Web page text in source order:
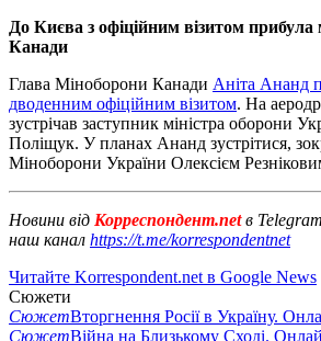
До Києва з офіційним візитом прибула
Канади
Глава Міноборони Канади Аніта Ананд
дводенним офіційним візитом. На
зустрічав заступник міністра оборони
Поліщук. У планах Ананд зустрітися,
Міноборони України Олексієм
Новини від Корреспондент.netв
наш канал https://t.me/korrespondentnet
Читайте Korrespondent.net в Google News
Сюжети
СюжетВторгнення Росії в Україну.
СюжетВійна на Близькому Сході.